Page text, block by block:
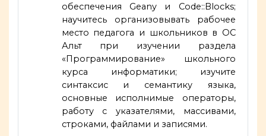
обеспечения Geany и Code::Blocks;
научитесь организовывать рабочее
место педагога и школьников в ОС
Альт при изучении раздела
«Программирование» школьного
курса информатики; изучите
синтаксис и семантику языка,
основные исполнимые операторы,
работу с указателями, массивами,
строками, файлами и записями.